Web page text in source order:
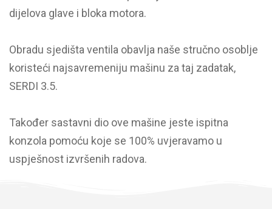
dijelova glave i bloka motora.
Obradu sjedišta ventila obavlja naše stručno osoblje
koristeći najsavremeniju mašinu za taj zadatak,
SERDI 3.5.
Također sastavni dio ove mašine jeste ispitna
konzola pomoću koje se 100% uvjeravamo u
uspješnost izvršenih radova.